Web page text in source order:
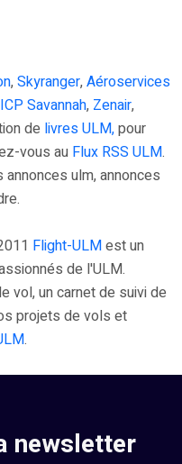
,Skyranger,Aéroservices
ICP Savannah, Zenair,
de livres ULM,pour
vous au Flux RSS ULM.
ulm, annonces
Flight-ULMest un
de l'ULM.
vol, un carnet de suivi de
projets de vols et
.
newsletter